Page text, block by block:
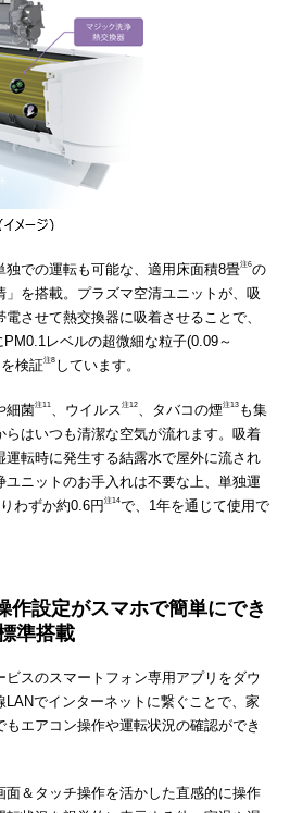
での運転も可能な、適用床面積8畳注6の
を搭載。プラズマ空清ユニットが、吸
させて熱交換器に吸着させることで、
PM0.1レベルの超微細な粒子(0.09～
検証注8 しています。
細菌注11 、ウイルス 注12 、タバコの煙注13 も集
らはいつも清潔な空気が流れます。吸着
運転時に発生する結露水で屋外に流され
ニットのお手入れは不要な上、単独運
わずか約0.6円注14で、1年を通じて使用で
作設定がスマホで簡単にでき
準搭載
スのスマートフォン専用アプリをダウ
でインターネットに繋ぐことで、家
エアコン操作や運転状況の確認ができ
面＆タッチ操作を活かした直感的に操作